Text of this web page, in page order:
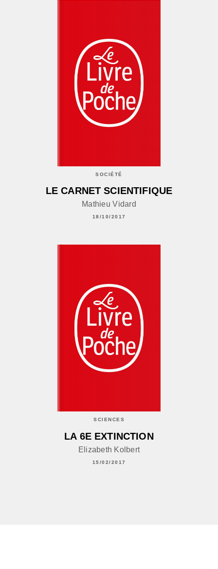
SOCIÉTÉ
LE CARNET SCIENTIFIQUE
Mathieu Vidard
18/10/2017
SCIENCES
LA 6E EXTINCTION
Elizabeth Kolbert
15/02/2017